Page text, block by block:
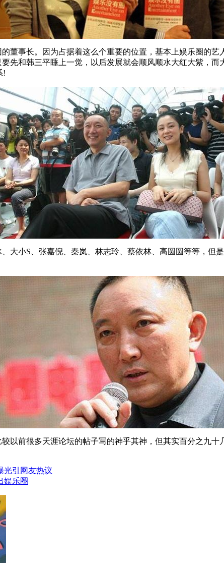
董事长。因为占据着这么个重要的位置，基本上娱乐圈的
先和韩三平睡上一觉，以后发展就会顺风顺水大红大紫，
!
大小S、张嘉倪、秦岚、林志玲、蔡依林、高圆圆等等，但
以前很多天涯论坛的帖子写的神乎其神，但其实百分之九十
光引网友热议
娱乐圈